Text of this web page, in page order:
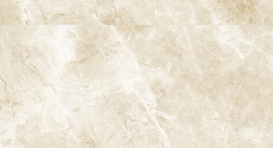
C2：象牙質に達したむし歯
エナメル質を越えて、その内側の象牙質まで進行したむし歯です。
冷たいものや甘いものがしみる症状が出てくることが多く、「痛
い」という自覚が出始める段階です。ただし、しみるのが一時的
ですぐおさまる場合は、放置されがちなのもこのステージの特徴
です。